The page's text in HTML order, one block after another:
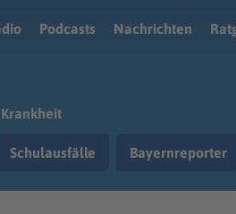
Podcasts Nachrichten
Schulausfälle Bayernreporter